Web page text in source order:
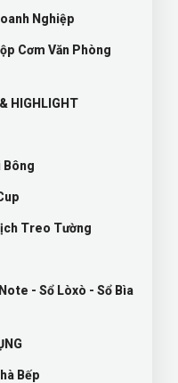
Nghiệp
Cơm Văn Phòng
HIGHLIGHT
Bông
Treo Tường
- Sổ Lòxò - Sổ Bìa
Bếp